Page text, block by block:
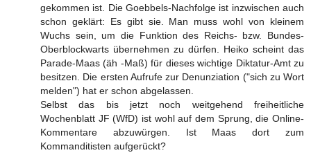
gekommen ist. Die Goebbels-Nachfolge ist inzwischen auch
schon geklärt: Es gibt sie. Man muss wohl von kleinem
Wuchs sein, um die Funktion des Reichs- bzw. Bundes-
Oberblockwarts übernehmen zu dürfen. Heiko scheint das
Parade-Maas (äh -Maß) für dieses wichtige Diktatur-Amt zu
besitzen. Die ersten Aufrufe zur Denunziation ("sich zu Wort
melden") hat er schon abgelassen.
Selbst das bis jetzt noch weitgehend freiheitliche
Wochenblatt JF (WfD) ist wohl auf dem Sprung, die Online-
Kommentare abzuwürgen. Ist Maas dort zum
Kommanditisten aufgerückt?